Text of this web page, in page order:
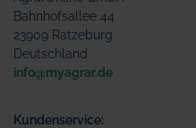
Bahnhofsallee 44
23909 Ratzeburg
Deutschland
info@myagrar.de
Kundenservice: